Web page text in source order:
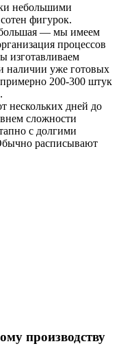
небольшими
фигурок.
— мы имеем
процессов
изготавливаем
наличии уже готовых
200-300 штук
нескольких дней до
сложности
с долгими
расписывают
производству